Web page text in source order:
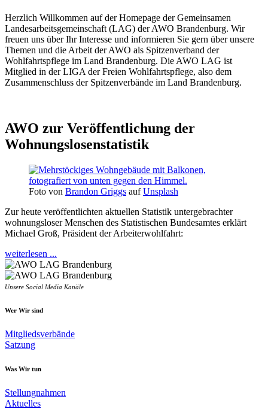
Herzlich Willkommen auf der Homepage der Gemeinsamen
Landesarbeitsgemeinschaft (LAG) der AWO Brandenburg. Wir
freuen uns über Ihr Interesse und informieren Sie gern über unsere
Themen und die Arbeit der AWO als Spitzenverband der
Wohlfahrtspflege im Land Brandenburg. Die AWO LAG ist
Mitglied in der LIGA der Freien Wohlfahrtspflege, also dem
Zusammenschluss der Spitzenverbände im Land Brandenburg.
AWO zur Veröffentlichung der
Wohnungslosenstatistik
Foto von Brandon Griggs aufUnsplash
Zur heute veröffentlichten aktuellen Statistik untergebrachter
wohnungsloser Menschen des Statistischen Bundesamtes erklärt
Michael Groß, Präsident der Arbeiterwohlfahrt:
weiterlesen ...
Unsere Social Media Kanäle
Wer Wir sind
Mitgliedsverbände
Satzung
Was Wir tun
Stellungnahmen
Aktuelles